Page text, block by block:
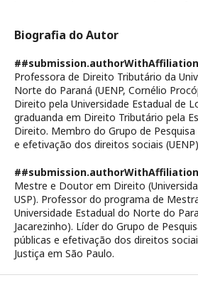
Biografia do Autor
Professora de Direito Tributário da
Norte do Paraná (UENP, Cornélio
Direito pela Universidade Estadual de
graduanda em Direito Tributário pela
Direito. Membro do Grupo de Pesquisa
e efetivação dos direitos sociais (UENP)
Mestre e Doutor em Direito
USP). Professor do programa de
Universidade Estadual do Norte do
Jacarezinho). Líder do Grupo de
públicas e efetivação dos direitos
Justiça em São Paulo.